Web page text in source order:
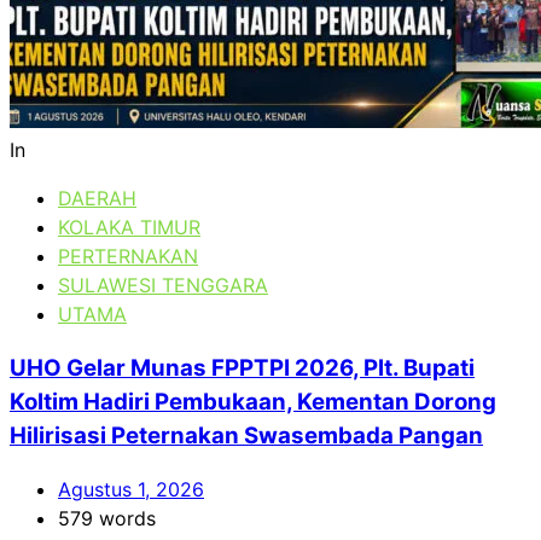
In
DAERAH
KOLAKA TIMUR
PERTERNAKAN
SULAWESI TENGGARA
UTAMA
UHO Gelar Munas FPPTPI 2026, Plt. Bupati
Koltim Hadiri Pembukaan, Kementan Dorong
Hilirisasi Peternakan Swasembada Pangan
Agustus 1, 2026
579 words